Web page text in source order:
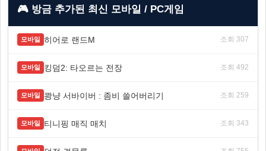
🎮 방금 추가된 최신 모바일 / PC게임
모바일 히어로 랜드M 조회 307
모바일 킹덤2: 타오르는 전장 조회 492
모바일 쾅냥 서바이버 : 좀비 쓸어버리기 조회 259
모바일 티니핑 매직 매치 조회 343